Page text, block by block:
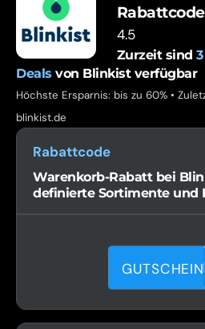
4.5
Zurzeit sind 3
Deals von Blinkist verfügbar
Höchste Ersparnis: bis zu 60% •
blinkist.de
Rabattcode
Warenkorb-Rabatt bei
definierte Sortimente und
GUTSCHEIN